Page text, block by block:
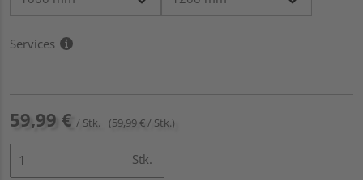
Services
59,99 € / Stk. (59,99 € / Stk.)
Stk.